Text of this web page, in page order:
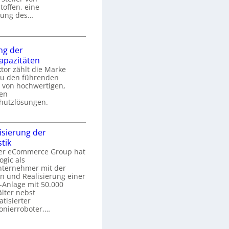
eine
des…
der
zählt die Marke
den führenden
hochwertigen,
der
eCommerce Group hat
als
mit der
und Realisierung einer
mit 50.000
nebst